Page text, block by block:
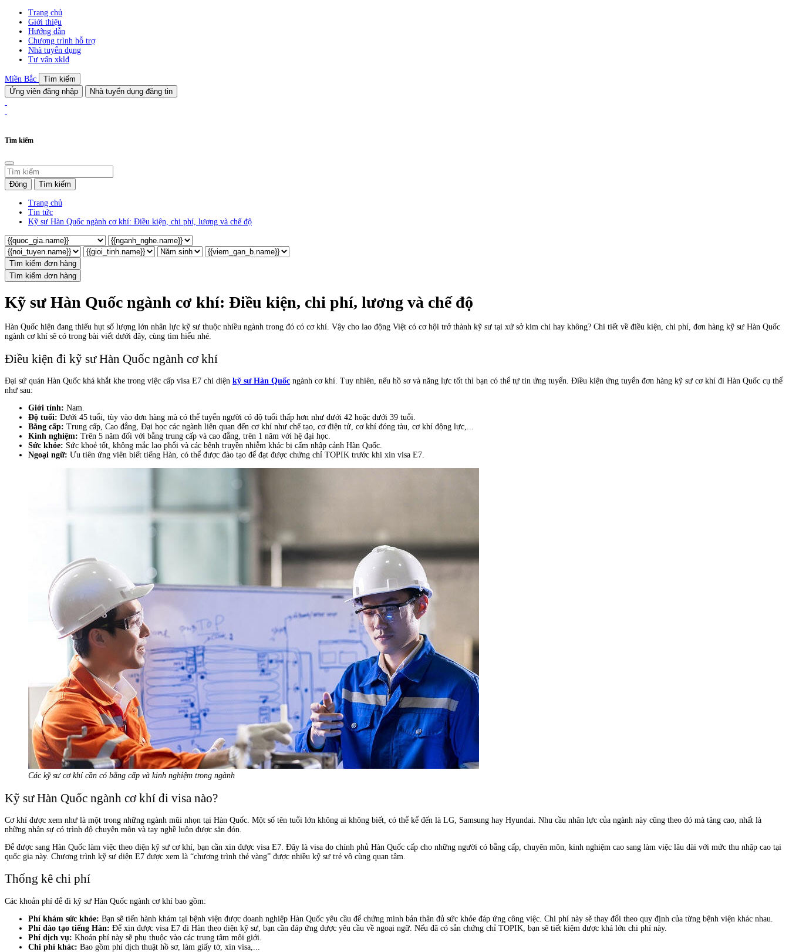
Trang chủ
Giới thiệu
Hướng dẫn
Chương trình hỗ trợ
Nhà tuyển dụng
Tư vấn xklđ
Miền Bắc
Tìm kiếm
Ứng viên đăng nhập
Nhà tuyển dụng đăng tin
Tìm kiếm
Đóng Tìm kiếm
Trang chủ
Tin tức
Kỹ sư Hàn Quốc ngành cơ khí: Điều kiện, chi phí, lương và chế độ
Tìm kiếm đơn hàng
Tìm kiếm đơn hàng
Kỹ sư Hàn Quốc ngành cơ khí: Điều kiện, chi phí, lương và chế độ
Hàn Quốc hiện đang thiếu hụt số lượng lớn nhân lực kỹ sư thuộc nhiều ngành trong đó có cơ khí. Vậy cho lao động Việt có cơ hội trở thành kỹ sư tại xứ sở kim chi hay không? Chi tiết về điều kiện, chi phí, đơn hàng kỹ sư Hàn Quốc
ngành cơ khí sẽ có trong bài viết dưới đây, cùng tìm hiểu nhé.
Điều kiện đi kỹ sư Hàn Quốc ngành cơ khí
Đại sứ quán Hàn Quốc khá khắt khe trong việc cấp visa E7 chi diện kỹ sư Hàn Quốc ngành cơ khí. Tuy nhiên, nếu hồ sơ và năng lực tốt thì bạn có thể tự tin ứng tuyển. Điều kiện ứng tuyển đơn hàng kỹ sư cơ khí đi Hàn Quốc cụ thể
như sau:
Giới tính: Nam.
Độ tuổi: Dưới 45 tuổi, tùy vào đơn hàng mà có thể tuyển người có độ tuổi thấp hơn như dưới 42 hoặc dưới 39 tuổi.
Bằng cấp: Trung cấp, Cao đẳng, Đại học các ngành liên quan đến cơ khí như chế tạo, cơ điện tử, cơ khí đóng tàu, cơ khí động lực,...
Kinh nghiệm: Trên 5 năm đối với bằng trung cấp và cao đẳng, trên 1 năm với hệ đại học.
Sức khỏe: Sức khoẻ tốt, không mắc lao phổi và các bệnh truyền nhiễm khác bị cấm nhập cảnh Hàn Quốc.
Ngoại ngữ: Ưu tiên ứng viên biết tiếng Hàn, có thể được đào tạo để đạt được chứng chỉ TOPIK trước khi xin visa E7.
Các kỹ sư cơ khí cần có bằng cấp và kinh nghiệm trong ngành
Kỹ sư Hàn Quốc ngành cơ khí đi visa nào?
Cơ khí được xem như là một trong những ngành mũi nhọn tại Hàn Quốc. Một số tên tuổi lớn không ai không biết, có thể kể đến là LG, Samsung hay Hyundai. Nhu cầu nhân lực của ngành này cũng theo đó mà tăng cao, nhất là
những nhân sự có trình độ chuyên môn và tay nghề luôn được săn đón.
Để được sang Hàn Quốc làm việc theo diện kỹ sư cơ khí, bạn cần xin được visa E7. Đây là visa do chính phủ Hàn Quốc cấp cho những người có bằng cấp, chuyên môn, kinh nghiệm cao sang làm việc lâu dài với mức thu nhập cao tại
quốc gia này. Chương trình kỹ sư diện E7 được xem là “chương trình thẻ vàng” được nhiều kỹ sư trẻ vô cùng quan tâm.
Thống kê chi phí
Các khoản phí để đi kỹ sư Hàn Quốc ngành cơ khí bao gồm:
Phí khám sức khỏe: Bạn sẽ tiến hành khám tại bệnh viện được doanh nghiệp Hàn Quốc yêu cầu để chứng minh bản thân đủ sức khỏe đáp ứng công việc. Chi phí này sẽ thay đổi theo quy định của từng bệnh viện khác nhau.
Phí đào tạo tiếng Hàn: Để xin được visa E7 đi Hàn theo diện kỹ sư, bạn cần đáp ứng được yêu cầu về ngoại ngữ. Nếu đã có sẵn chứng chỉ TOPIK, bạn sẽ tiết kiệm được khá lớn chi phí này.
Phí dịch vụ: Khoản phí này sẽ phụ thuộc vào các trung tâm môi giới.
Chi phí khác: Bao gồm phí dịch thuật hồ sơ, làm giấy tờ, xin visa,...